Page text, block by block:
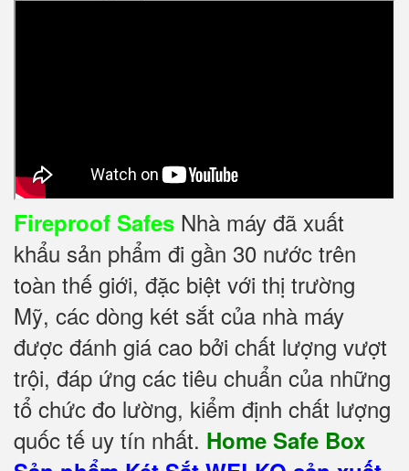
Fireproof Safes Nhà máy đã xuất
khẩu sản phẩm đi gần 30 nước trên
toàn thế giới, đặc biệt với thị trường
Mỹ, các dòng két sắt của nhà máy
được đánh giá cao bởi chất lượng vượt
trội, đáp ứng các tiêu chuẩn của những
tổ chức đo lường, kiểm định chất lượng
quốc tế uy tín nhất. Home Safe Box